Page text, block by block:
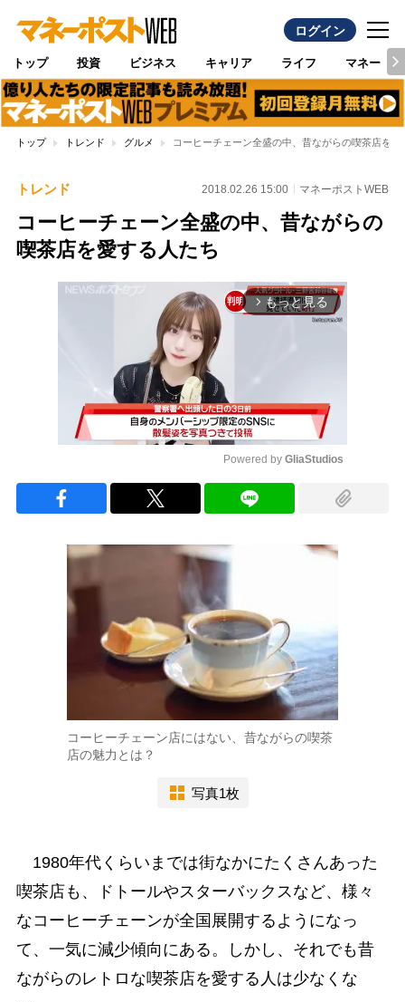
ログイン
トップ 投資 ビジネス キャリア ライフ マネー
トップ トレンド グルメ コーヒーチェーン全盛の中、昔ながらの喫茶店を愛
トレンド 2018.02.26 15:00 マネーポストWEB
コーヒーチェーン全盛の中、昔ながらの
喫茶店を愛する人たち
arrow_forward_ios もっと見る
Powered by GliaStudios
コーヒーチェーン店にはない、昔ながらの喫茶
店の魅力とは？
写真1枚
1980年代くらいまでは街なかにたくさんあった
喫茶店も、ドトールやスターバックスなど、様々
なコーヒーチェーンが全国展開するようになっ
て、一気に減少傾向にある。しかし、それでも昔
ながらのレトロな喫茶店を愛する人は少なくな